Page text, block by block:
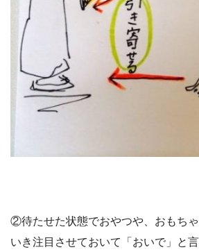
②待たせた状態でおやつや、おもち
いき注目させておいて「おいで」と